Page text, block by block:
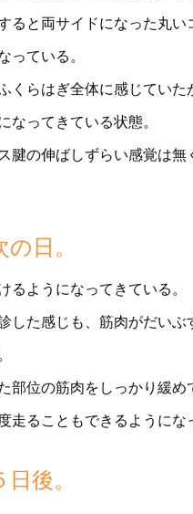
ると両サイドになった丸い
っている。
くらはぎ全体に感じていた
なってきている状態。
腱の伸ばしずらい感覚は無
日。
るようになってきている。
した感じも、筋肉がだいぶ
部位の筋肉をしっかり緩め
走ることもできるようにな
後。